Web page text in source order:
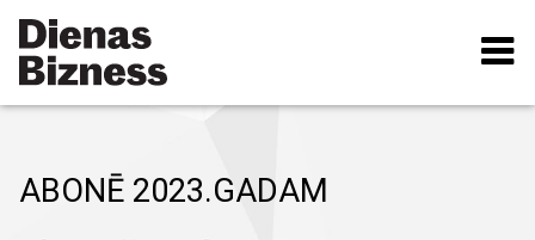
Pārlekt
uz
galveno
saturu
ABONĒ 2023.GADAM